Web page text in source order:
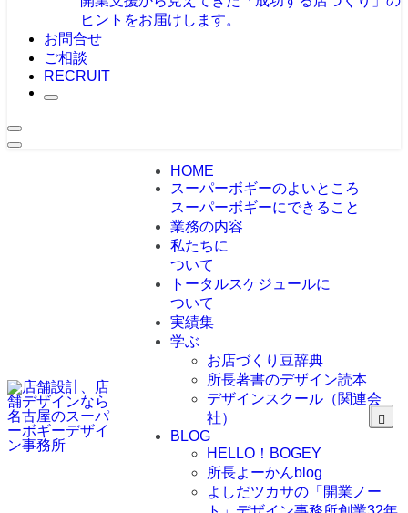
ヒントをお届けします。
お問合せ
ご相談
RECRUIT
HOME
スーパーボギーのよいところ
スーパーボギーにできること
業務の内容
私たちに
ついて
トータルスケジュールに
ついて
実績集
学ぶ
お店づくり豆辞典
所長著書のデザイン読本
デザインスクール（関連会
社）
BLOG
HELLO！BOGEY
所長よーかんblog
よしだツカサの「開業ノー